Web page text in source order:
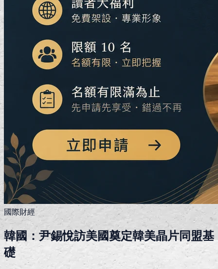
國際財經
韓國：尹錫悅訪美國奠定韓美晶片同盟基
礎